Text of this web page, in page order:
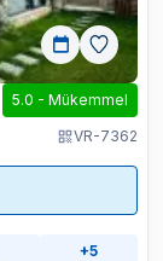
5.0 - Mükemmel
VR-7362
+5